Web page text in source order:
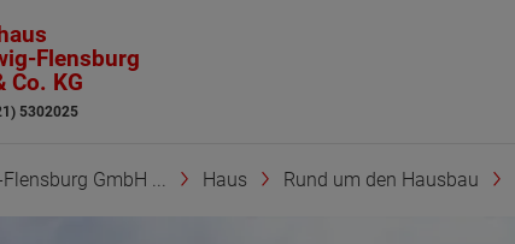
Flensburg
Co. KG
5302025
GmbH ... Haus Rund um den Hausbau